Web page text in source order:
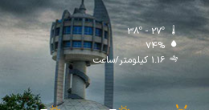
38º - 27º
74%
1.16 کیلومتر/ساعت